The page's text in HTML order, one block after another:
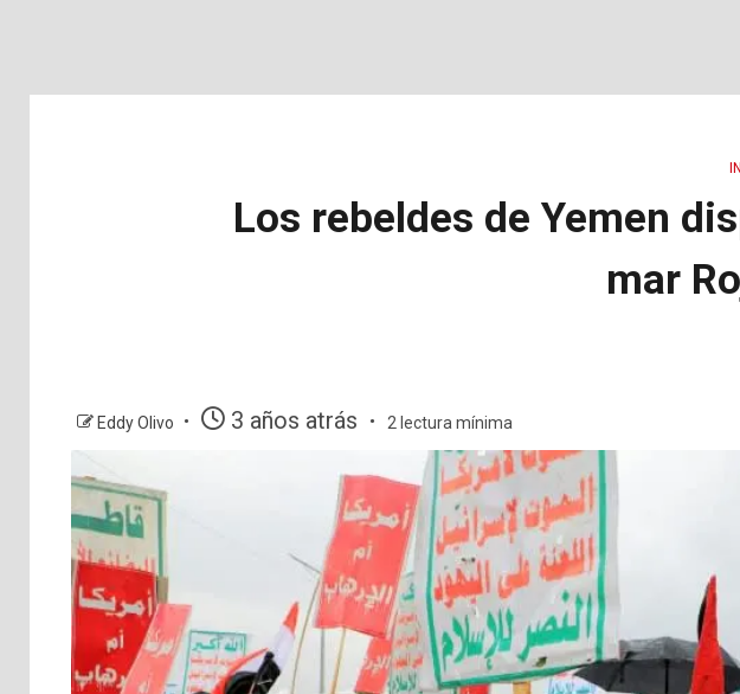
Los rebeldes de Yemen
mar
Eddy Olivo 3 años atrás 2 lectura mínima